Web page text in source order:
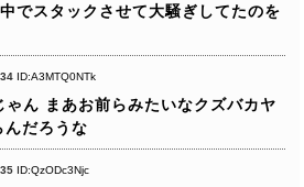
でスタックさせて大騒ぎしてたのを
ID:A3MTQ0NTk
ゃん まあお前らみたいなクズバカヤ
んだろうな
ID:QzODc3Njc